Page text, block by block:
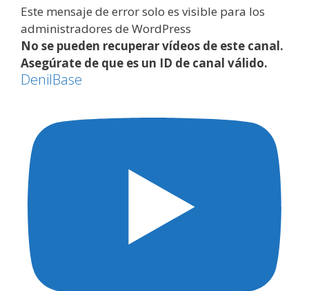
Este mensaje de error solo es visible para los
administradores de WordPress
No se pueden recuperar vídeos de este canal.
Asegúrate de que es un ID de canal válido.
DenilBase